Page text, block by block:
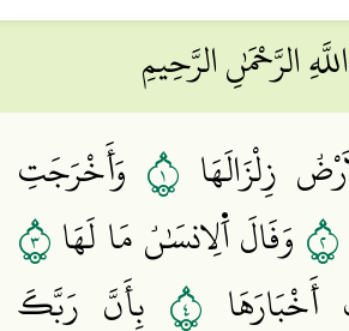
الرَّحْمَٰنِ الرَّحِيمِ
زِلْزَالَهَا ١ وَأَخْرَجَتِ
٢ وَقَالَ اَ۬لِانسَٰنُ مَا لَهَا٣
٤ بِأَنَّ رَبَّكَ